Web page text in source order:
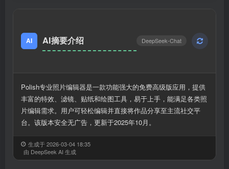
AI AI摘要介绍 DeepSeek-Chat
Polish专业照片编辑器是一款功能强大的免费高级版应用，提供
丰富的特效、滤镜、贴纸和绘图工具，易于上手，能满足各类照
片编辑需求。用户可轻松编辑并直接将作品分享至主流社交平
台。该版本安全无广告，更新于2025年10月。
生成于 2026-03-04 18:35
由 DeepSeek AI 生成